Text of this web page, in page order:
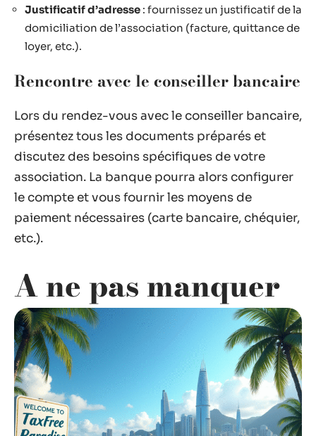
Justificatif d’adresse : fournissez un justificatif de la
domiciliation de l’association (facture, quittance de
loyer, etc.).
Rencontre avec le conseiller bancaire
Lors du rendez-vous avec le conseiller bancaire,
présentez tous les documents préparés et
discutez des besoins spécifiques de votre
association. La banque pourra alors configurer
le compte et vous fournir les moyens de
paiement nécessaires (carte bancaire, chéquier,
etc.).
A ne pas manquer